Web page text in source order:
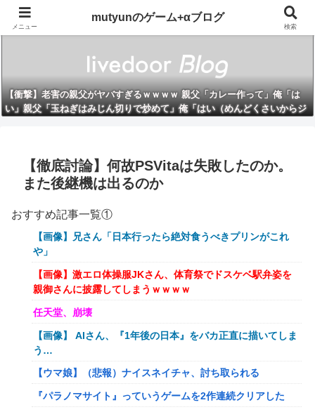
【衝撃】老害の親父がヤバすぎるｗｗｗｗ 親父「カレー作って」俺「は
い」親父「玉ねぎはみじん切りで炒めて」俺「はい（めんどくさいからジ
【徹底討論】何故PSVitaは失敗したのか。
また後継機は出るのか
おすすめ記事一覧①
【画像】兄さん「日本行ったら絶対食うべきプリンがこれ
や」
【画像】激エロ体操服JKさん、体育祭でドスケベ駅弁姿を
親御さんに披露してしまうｗｗｗｗ
任天堂、崩壊
【画像】 AIさん、『1年後の日本』をバカ正直に描いてしま
う…
【ウマ娘】（悲報）ナイスネイチャ、討ち取られる
『パラノマサイト』っていうゲームを2作連続クリアした
メニュー
mutyunのゲーム+αブログ
検索